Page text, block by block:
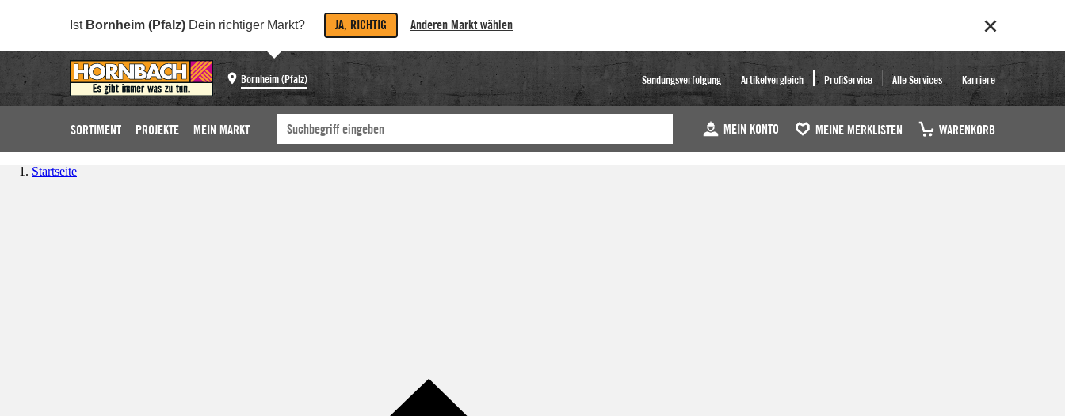
Ist Bornheim (Pfalz) Dein richtiger Markt? JA, RICHTIG Anderen Markt wählen
Bornheim (Pfalz) Sendungsverfolgung Artikelvergleich ProfiService Alle Services Karriere
SORTIMENT PROJEKTE MEIN MARKT MEIN KONTO MEINE MERKLISTEN WARENKORB
Startseite